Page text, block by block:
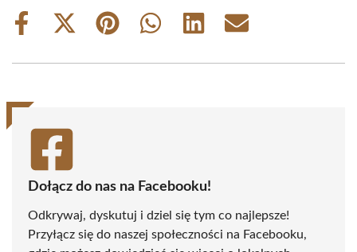
Share
Share
(Twitter)
Share
Share
Share
Share
Dołącz do nas na Facebooku!
Odkrywaj, dyskutuj i dziel się tym co najlepsze!
Przyłącz się do naszej społeczności na Facebooku,